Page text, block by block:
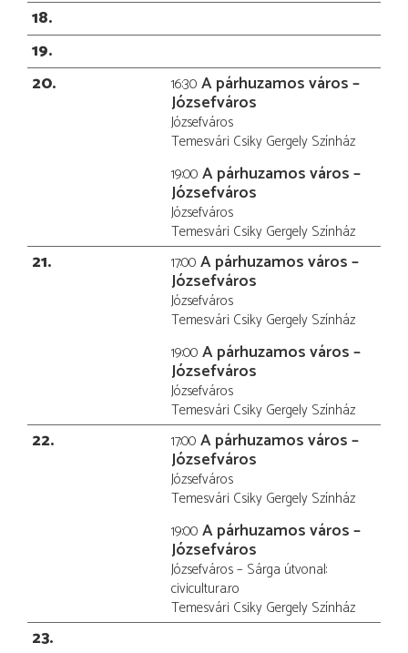
18
19
20
16:30 A párhuzamos város –
Józsefváros
Józsefváros
Temesvári Csiky Gergely Színház
19:00 A párhuzamos város –
Józsefváros
Józsefváros
Temesvári Csiky Gergely Színház
21 17:00 A párhuzamos város –
Józsefváros
Józsefváros
Temesvári Csiky Gergely Színház
19:00 A párhuzamos város –
Józsefváros
Józsefváros
Temesvári Csiky Gergely Színház
22 17:00 A párhuzamos város –
Józsefváros
Józsefváros
Temesvári Csiky Gergely Színház
19:00 A párhuzamos város –
Józsefváros
Józsefváros – Sárga útvonal:
civicultura.ro
Temesvári Csiky Gergely Színház
23